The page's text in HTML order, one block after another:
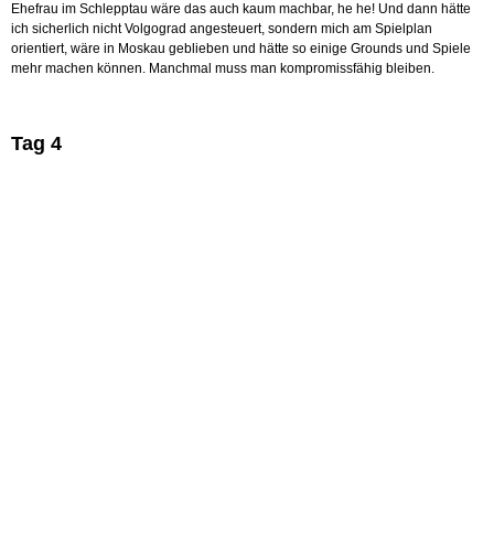
Ehefrau im Schlepptau wäre das auch kaum machbar, he he! Und dann hätte
ich sicherlich nicht Volgograd angesteuert, sondern mich am Spielplan
orientiert, wäre in Moskau geblieben und hätte so einige Grounds und Spiele
mehr machen können. Manchmal muss man kompromissfähig bleiben.
Tag 4